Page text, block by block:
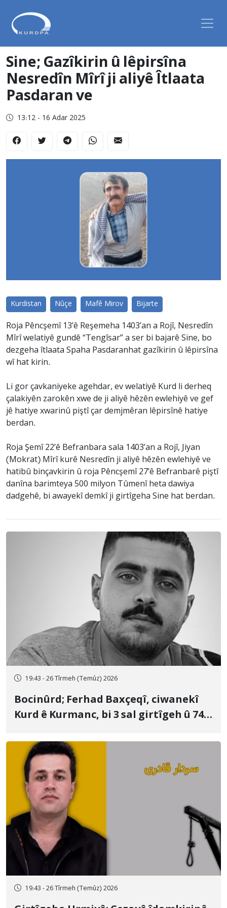
Sine; Gazîkirin û lêpirsîna
Nesredîn Mîrî ji aliyê Îtlaata
Pasdaran ve
13:12 - 16 Adar 2025
Kurdistan Nûçe Mafê Mirov Bijarte
Roja Pêncşemî 13’ê Reşemeha 1403’an a Rojî, Nesredîn
Mîrî welatiyê gundê “Tengîsar” a ser bi bajarê Sine, bo
dezgeha îtlaata Spaha Pasdaranhat gazîkirin û lêpirsîna
wî hat kirin.
Li gor çavkaniyeke agehdar, ev welatiyê Kurd li derheq
çalakiyên zarokên xwe de ji aliyê hêzên ewlehiyê ve gef
jê hatiye xwarinû piştî çar demjmêran lêpirsînê hatiye
berdan.
Roja Şemî 22’ê Befranbara sala 1403’an a Rojî, Jiyan
(Mokrat) Mîrî kurê Nesredîn ji aliyê hêzên ewlehiyê ve
hatibû binçavkirin û roja Pêncşemî 27’ê Befranbarê piştî
danîna barimteya 500 milyon Tûmenî heta dawiya
dadgehê, bi awayekî demkî ji girtîgeha Sine hat berdan.
19:43 - 26 Tîrmeh (Temûz) 2026
Bocinûrd; Ferhad Baxçeqî, ciwanekî
Kurd ê Kurmanc, bi 3 sal girtîgeh û 74
19:43 - 26 Tîrmeh (Temûz) 2026